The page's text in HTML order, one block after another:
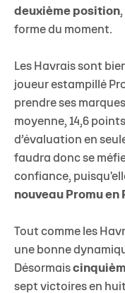
deuxième position
forme du moment.
Les Havrais sont
joueur estampillé
prendre ses
moyenne, 14,6
d’évaluation en
faudra donc se
confiance,
nouveau Promu en
Tout comme les
une bonne
Désormais
sept victoires en